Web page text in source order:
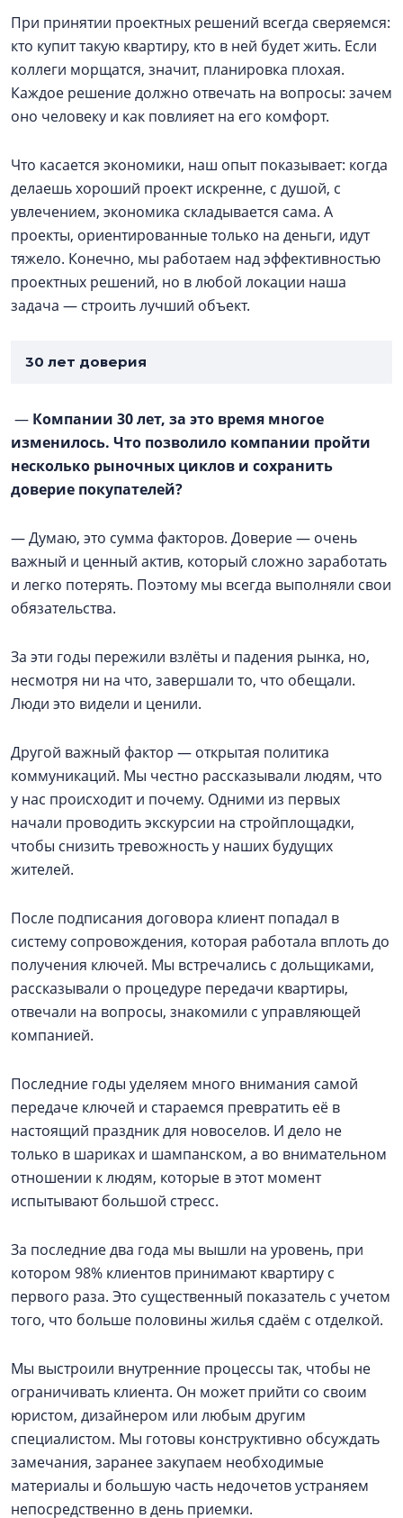
При принятии проектных решений всегда сверяемся:
кто купит такую квартиру, кто в ней будет жить. Если
коллеги морщатся, значит, планировка плохая.
Каждое решение должно отвечать на вопросы: зачем
оно человеку и как повлияет на его комфорт.
Что касается экономики, наш опыт показывает: когда
делаешь хороший проект искренне, с душой, с
увлечением, экономика складывается сама. А
проекты, ориентированные только на деньги, идут
тяжело. Конечно, мы работаем над эффективностью
проектных решений, но в любой локации наша
задача — строить лучший объект.
30 лет доверия
— Компании 30 лет, за это время многое
изменилось. Что позволило компании пройти
несколько рыночных циклов и сохранить
доверие покупателей?
— Думаю, это сумма факторов. Доверие — очень
важный и ценный актив, который сложно заработать
и легко потерять. Поэтому мы всегда выполняли свои
обязательства.
За эти годы пережили взлёты и падения рынка, но,
несмотря ни на что, завершали то, что обещали.
Люди это видели и ценили.
Другой важный фактор — открытая политика
коммуникаций. Мы честно рассказывали людям, что
у нас происходит и почему. Одними из первых
начали проводить экскурсии на стройплощадки,
чтобы снизить тревожность у наших будущих
жителей.
После подписания договора клиент попадал в
систему сопровождения, которая работала вплоть до
получения ключей. Мы встречались с дольщиками,
рассказывали о процедуре передачи квартиры,
отвечали на вопросы, знакомили с управляющей
компанией.
Последние годы уделяем много внимания самой
передаче ключей и стараемся превратить её в
настоящий праздник для новоселов. И дело не
только в шариках и шампанском, а во внимательном
отношении к людям, которые в этот момент
испытывают большой стресс.
За последние два года мы вышли на уровень, при
котором 98% клиентов принимают квартиру с
первого раза. Это существенный показатель с учетом
того, что больше половины жилья сдаём с отделкой.
Мы выстроили внутренние процессы так, чтобы не
ограничивать клиента. Он может прийти со своим
юристом, дизайнером или любым другим
специалистом. Мы готовы конструктивно обсуждать
замечания, заранее закупаем необходимые
материалы и большую часть недочетов устраняем
непосредственно в день приемки.